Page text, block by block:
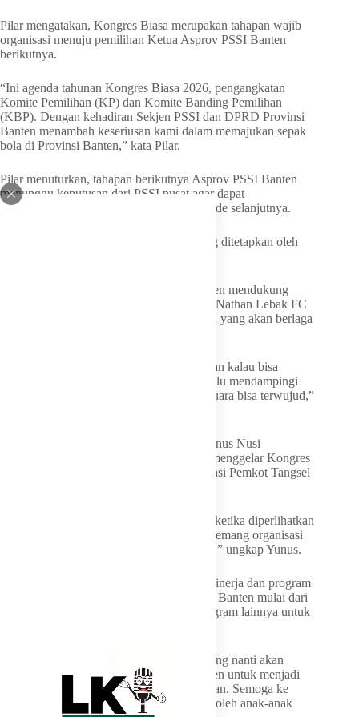
Pilar mengatakan, Kongres Biasa merupakan tahapan wajib
organisasi menuju pemilihan Ketua Asprov PSSI Banten
berikutnya.
“Ini agenda tahunan Kongres Biasa 2026, pengangkatan
Komite Pemilihan (KP) dan Komite Banding Pemilihan
(KBP). Dengan kehadiran Sekjen PSSI dan DPRD Provinsi
Banten menambah keseriusan kami dalam memajukan sepak
bola di Provinsi Banten,” kata Pilar.
Pilar menuturkan, tahapan berikutnya Asprov PSSI Banten
menunggu keputusan dari PSSI pusat agar dapat
melaksanakan pemilihan ketua untuk periode selanjutnya.
“Kami menunggu tahapan berikutnya yang ditetapkan oleh
Pilar juga menegaskan, Asprov PSSI Banten mendukung
penuh perjuangan klub asal Banten, yakni Nathan Lebak FC
dan Harin FC dari Kota Tangerang Selatan yang akan berlaga
“Kami harap menunjukkan yang terbaik dan kalau bisa
menjadi juara. Insyaallah PSSI Banten selalu mendampingi
dan mudah-mudahan impiannya menjadi juara bisa terwujud,”
Sementara itu, Sekretaris Jenderal PSSI Yunus Nusi
mengapresiasi Asprov PSSI Banten yang menggelar Kongres
Biasa 2026 dengan baik, serta mengapresiasi Pemkot Tangsel
“Organisasi yang berjalan dengan baik itu ketika diperlihatkan
oleh kegiatan seperti tadi (Kongres-red), memang organisasi
harus seperti ini. Jadi kami berterima kasih,” ungkap Yunus.
Tak hanya itu, Yunus juga mengapresiasi kinerja dan program
yang telah dilaksanakan oleh Asprov PSSI Banten mulai dari
Piala Soeratin, pelatihan wasit, hingga program lainnya untuk
“Kita tetap berharap pelatihan-pelatihan yang nanti akan
membimbing anak-anak kampung di Banten untuk menjadi
pemain tim nasional, itu yang kami harapkan. Semoga ke
depan ada banyak lagi tim nasional dihuni oleh anak-anak